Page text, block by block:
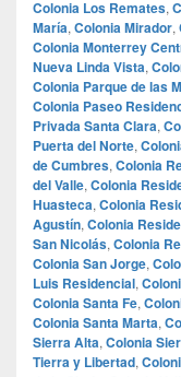
Colonia Los Remates,
María, Colonia Mirador,
Colonia Monterrey
Nueva Linda Vista,
Colonia Parque de las
Colonia Paseo
Privada Santa Clara,
Puerta del Norte,
de Cumbres, Colonia
del Valle, Colonia
Huasteca, Colonia
Agustín, Colonia
San Nicolás, Colonia
Colonia San Jorge,
Luis Residencial,
Colonia Santa Fe,
Colonia Santa Marta,
Sierra Alta, Colonia
Tierra y Libertad,